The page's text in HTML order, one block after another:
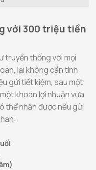
với 300 triệu tiền
truyền thống với mọi
lại không cần tính
gửi tiết kiệm, sau một
khoản lợi nhuận vừa
thể nhận được nếu gửi